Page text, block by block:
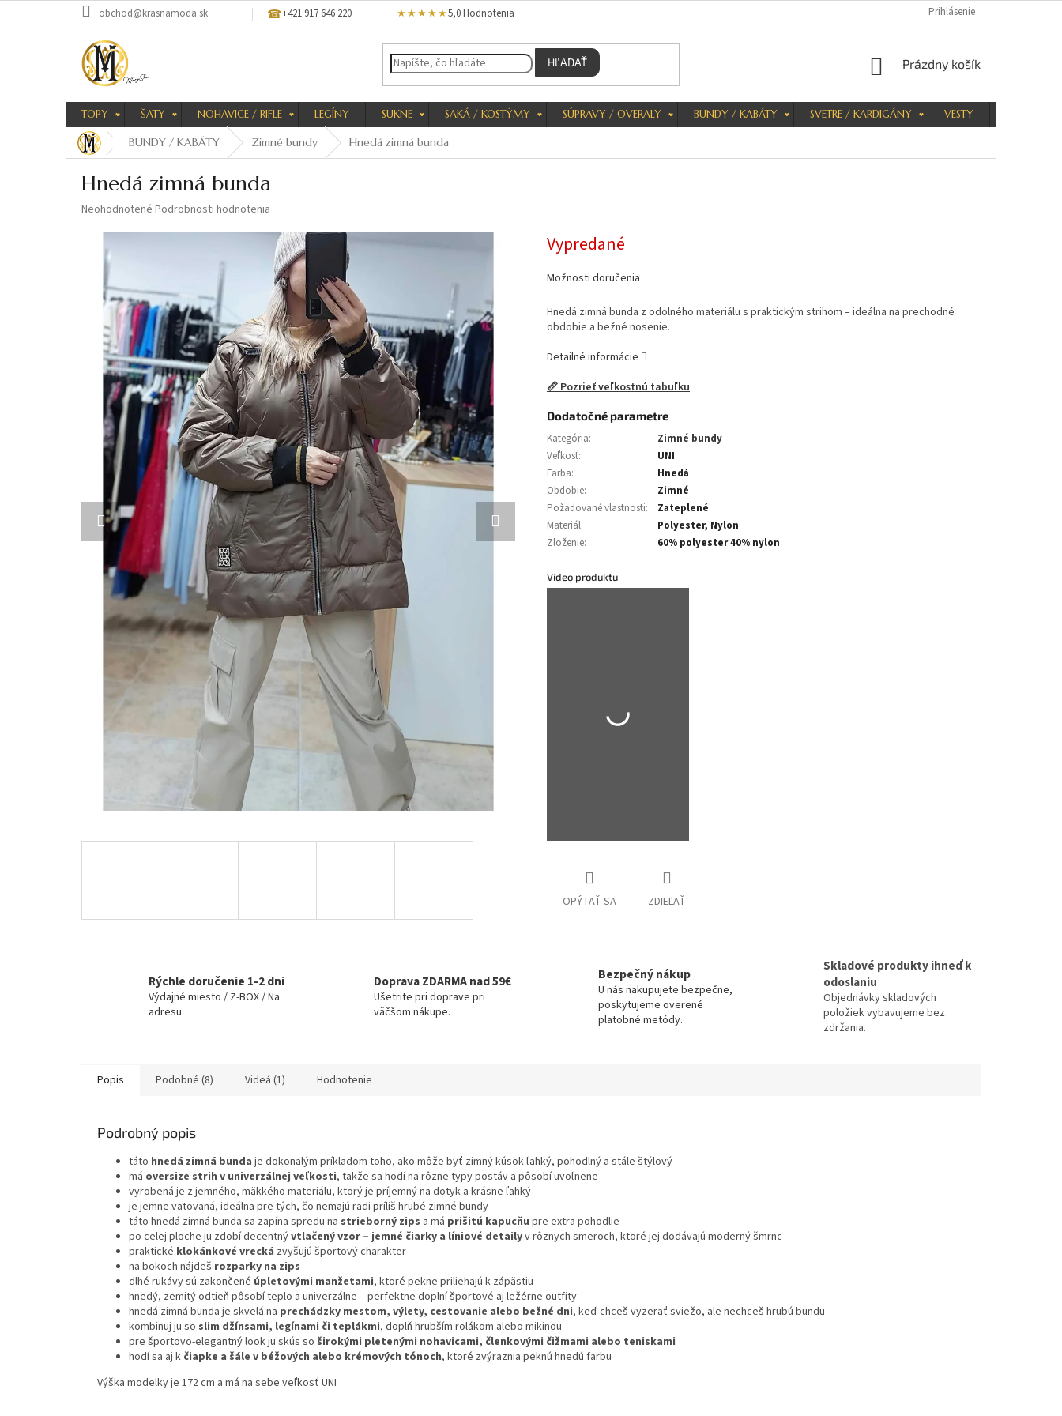
na
obchod@krasnamoda.sk +421 917 646 220 ★★★★★5,0 Hodnotenia Prihlásenie
HĽADAŤ
NÁKUPNÝ
Prázdny košík
TOPY ŠATY NOHAVICE / RIFLE LEGÍNY SUKNE SAKÁ / KOSTÝMY SÚPRAVY / OVERALY BUNDY / KABÁTY SVETRE / KARDIGÁNY VESTY
BUNDY / KABÁTY Zimné bundy Hnedá zimná bunda
Hnedá zimná bunda
Priemerné
hviezdičiek.
Neohodnotené Podrobnosti hodnotenia
Vypredané
Možnosti doručenia
Hnedá zimná bunda z odolného materiálu s praktickým strihom – ideálna na prechodné
obdobie a bežné nosenie.
Detailné informácie
📏 Pozrieť veľkostnú tabuľku
Dodatočné parametre
Kategória:
Zimné bundy
Veľkosť:
UNI
Farba:
Hnedá
Obdobie:
Zimné
Požadované vlastnosti:
Zateplené
Materiál:
Polyester, Nylon
Zloženie: 60% polyester 40% nylon
Video produktu
OPÝTAŤ SA ZDIEĽAŤ
Rýchle doručenie 1-2 dni
Výdajné miesto / Z-BOX / Na
adresu
Doprava ZDARMA nad 59€
Ušetrite pri doprave pri
väčšom nákupe.
Bezpečný nákup
U nás nakupujete bezpečne,
poskytujeme overené
platobné metódy.
Skladové produkty ihneď k
odoslaniu
Objednávky skladových
položiek vybavujeme bez
zdržania.
Popis Podobné (8) Videá (1) Hodnotenie
Podrobný popis
táto hnedá zimná bunda je dokonalým príkladom toho, ako môže byť zimný kúsok ľahký, pohodlný a stále štýlový
má oversize strih v univerzálnej veľkosti, takže sa hodí na rôzne typy postáv a pôsobí uvoľnene
vyrobená je z jemného, mäkkého materiálu, ktorý je príjemný na dotyk a krásne ľahký
je jemne vatovaná, ideálna pre tých, čo nemajú radi príliš hrubé zimné bundy
táto hnedá zimná bunda sa zapína spredu na strieborný zips a má prišitú kapucňu pre extra pohodlie
po celej ploche ju zdobí decentnývtlačený vzor – jemné čiarky a líniové detailyv rôznych smeroch, ktoré jej dodávajú moderný šmrnc
praktické klokánkové vrecká zvyšujú športový charakter
na bokoch nájdeš rozparky na zips
dlhé rukávy sú zakončené úpletovými manžetami, ktoré pekne priliehajú k zápästiu
hnedý, zemitý odtieň pôsobí teplo a univerzálne – perfektne doplní športové aj ležérne outfity
hnedá zimná bunda je skvelá na prechádzky mestom, výlety, cestovanie alebo bežné dni, keď chceš vyzerať sviežo, ale nechceš hrubú bundu
kombinuj ju so slim džínsami, legínami či teplákmi, doplň hrubším rolákom alebo mikinou
pre športovo-elegantný look ju skús so širokými pletenými nohavicami, členkovými čižmami alebo teniskami
hodí sa aj k čiapke a šále v béžových alebo krémových tónoch, ktoré zvýraznia peknú hnedú farbu
Výška modelky je 172 cm a má na sebe veľkosť UNI